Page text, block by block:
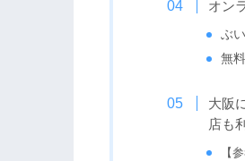
オン
ぶ
無
大阪
店も
【